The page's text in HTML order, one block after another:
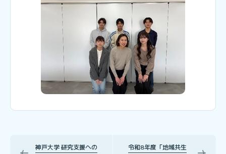
神戸大学 研究支援への
令和8年度「地域共生